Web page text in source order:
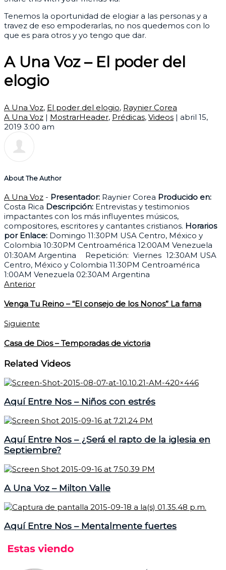
Tenemos la oportunidad de elogiar a las personas y a
travez de eso empoderarlas, no nos quedemos con lo
que es para otros y yo tengo que dar.
A Una Voz – El poder del
elogio
A Una Voz, El poder del elogio, Raynier Corea
A Una Voz | MostrarHeader, Prédicas, Videos | abril 15,
2019 3:00 am
About The Author
A Una Voz - Presentador: Raynier Corea Producido en:
Costa Rica Descripción: Entrevistas y testimonios
impactantes con los más influyentes músicos,
compositores, escritores y cantantes cristianos. Horarios
por Enlace: Domingo 11:30PM USA Centro, México y
Colombia 10:30PM Centroamérica 12:00AM Venezuela
01:30AM Argentina Repetición: Viernes 12:30AM USA
Centro, México y Colombia 11:30PM Centroamérica
1:00AM Venezuela 02:30AM Argentina
Anterior
Venga Tu Reino – “El consejo de los Nonos” La fama
Siguiente
Casa de Dios – Temporadas de victoria
Related Videos
Aquí Entre Nos – Niños con estrés
Aquí Entre Nos – ¿Será el rapto de la iglesia en
Septiembre?
A Una Voz – Milton Valle
Aquí Entre Nos – Mentalmente fuertes